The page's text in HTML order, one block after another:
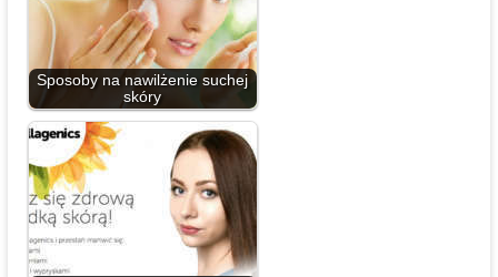
Sposoby na nawilżenie suchej
skóry